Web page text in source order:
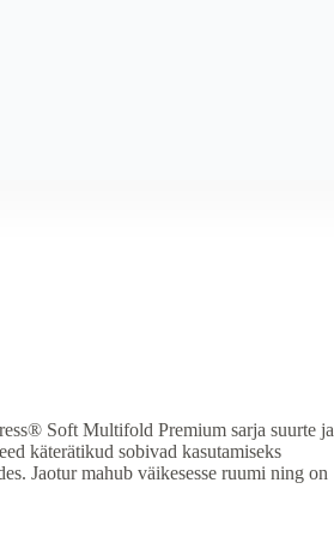
Soft Multifold Premium sarja suurte ja
käterätikud sobivad kasutamiseks
Jaotur mahub väikesesse ruumi ning on